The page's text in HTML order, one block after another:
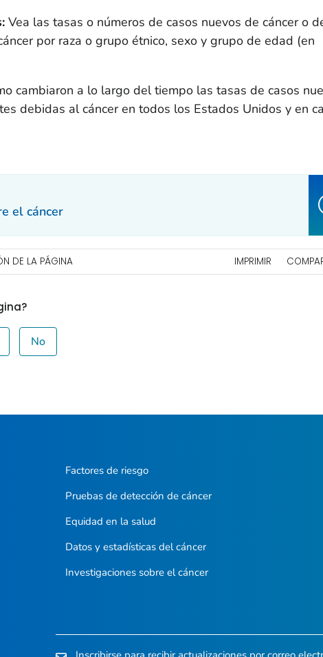
Vea las tasas o números de casos nuevos de cáncer o
por raza o grupo étnico, sexo y grupo de edad (en
cambiaron a lo largo del tiempo las tasas de casos
debidas al cáncer en todos los Estados Unidos y en
el cáncer
DE LA PÁGINA IMPRIMIR
No
Factores de riesgo
Pruebas de detección de cáncer
Equidad en la salud
Datos y estadísticas del cáncer
Investigaciones sobre el cáncer